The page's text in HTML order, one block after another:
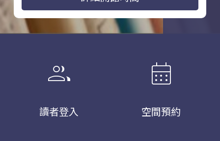
group
讀者登入
calendar_month
空間預約